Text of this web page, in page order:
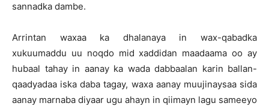
sannadka dambe.
Arrintan waxaa ka dhalanaya in wax-qabadka
xukuumaddu uu noqdo mid xaddidan maadaama oo ay
hubaal tahay in aanay ka wada dabbaalan karin ballan-
qaadyadaa iska daba tagay, waxa aanay muujinaysaa sida
aanay marnaba diyaar ugu ahayn in qiimayn lagu sameeyo